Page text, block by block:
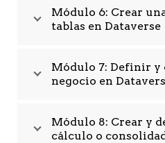
Módulo 6: Crear
tablas en Dataverse
Módulo 7: Definir y
negocio en
Módulo 8: Crear y
cálculo o